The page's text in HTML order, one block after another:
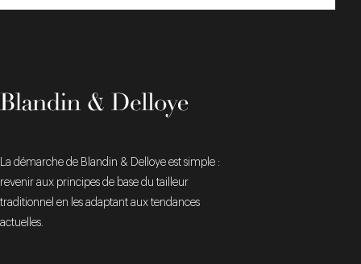
La démarche de Blandin & Delloye est simple :
revenir aux principes de base du tailleur
traditionnel en les adaptant aux tendances
actuelles.